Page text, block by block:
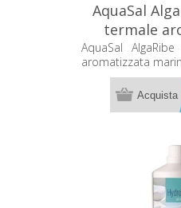
AquaSal
termale
marina 1
AquaSal
aromatizzata